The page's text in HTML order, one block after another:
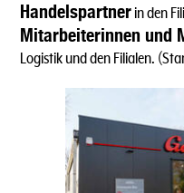
Handelspartner in den
Mitarbeiterinnen und
Logistik und den Filialen.